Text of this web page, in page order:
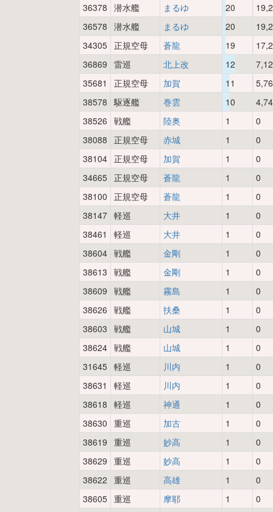
36378 潜水艦 まるゆ 20
36578 潜水艦 まるゆ 20
34305 正規空母 蒼龍 19
36869 雷巡 北上改 12
35681
正規空母 加賀 11
38578 駆逐艦 巻雲 10
38526 戦艦 陸奥 1
0
38088
正規空母 赤城 1
0
38104 正規空母 加賀 1
0
34665
正規空母 蒼龍 1
0
38100 正規空母 蒼龍 1
0
38147 軽巡 大井 1
0
38461
軽巡 大井 1
0
38604 戦艦 金剛 1
0
38613 戦艦 金剛 1
0
38609 戦艦 霧島 1
0
38626 戦艦 扶桑 1
0
38603 戦艦 山城 1
0
38624 戦艦 山城 1
0
31645 軽巡 川内 1
0
38631
軽巡 川内 1
0
38618 軽巡 神通 1
0
38630 重巡 加古 1
0
38619 重巡 妙高 1
0
38629 重巡 妙高 1
0
38622 重巡 高雄 1
0
38605 重巡 摩耶 1
0